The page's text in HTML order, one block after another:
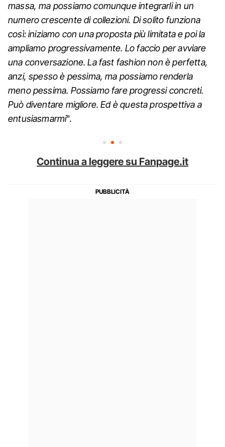
massa, ma possiamo comunque integrarli in un
numero crescente di collezioni. Di solito funziona
così: iniziamo con una proposta più limitata e poi la
ampliamo progressivamente. Lo faccio per avviare
una conversazione. La fast fashion non è perfetta,
anzi, spesso è pessima, ma possiamo renderla
meno pessima. Possiamo fare progressi concreti.
Può diventare migliore. Ed è questa prospettiva a
entusiasmarmi".
Continua a leggere su Fanpage.it